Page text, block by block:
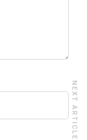
NEXT ARTICLE